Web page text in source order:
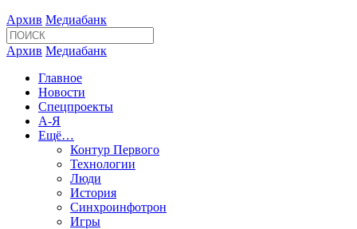
Архив Медиабанк
Архив Медиабанк
Главное
Новости
Спецпроекты
А-Я
Ещё…
Контур Первого
Технологии
Люди
История
Синхроинфотрон
Игры